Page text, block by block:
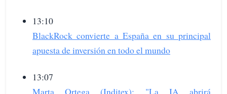
13:10
BlackRock convierte a España en su principal
apuesta de inversión en todo el mundo
13:07
Marta Ortega (Inditex): "La IA abrirá